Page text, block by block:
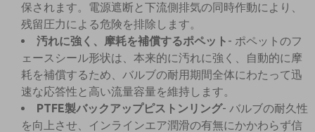
保されます。電源遮断と下流側排気の同時作動により、
残留圧力による危険を排除します。
汚れに強く、摩耗を補償するポペット - ポペットのフ
ェースシール形状は、本来的に汚れに強く、自動的に摩
耗を補償するため、バルブの耐用期間全体にわたって迅
速な応答性と高い流量容量を維持します。
PTFE製バックアップピストンリング- バルブの耐久性
を向上させ、インラインエア潤滑の有無にかかわらず信